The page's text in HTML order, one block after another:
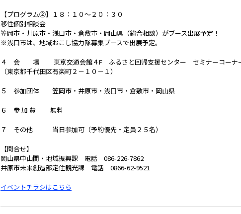
【プログラム②】１８：１０～２０：３０
移住個別相談会
笠岡市・井原市・浅口市・倉敷市・岡山県（総合相談）がブース出展予定！
※浅口市は、地域おこし協力隊募集ブースで出展予定。
４ 会 場 東京交通会館４F ふるさと回帰支援センター セミナーコーナ
（東京都千代田区有楽町２－１０－１）
５ 参加団体 笠岡市・井原市・浅口市・倉敷市・岡山県
６ 参 加 費 無料
７ その他 当日参加可（予約優先・定員２５名）
【問合せ】
岡山県中山間・地域振興課 電話 086-226-7862
井原市未来創造部定住観光課 電話 0866-62-9521
イベントチラシはこちら